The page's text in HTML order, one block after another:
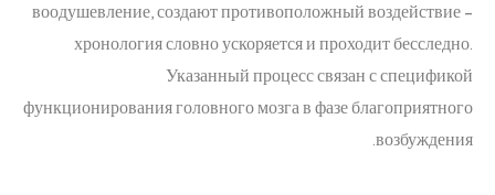
воодушевление, создают противоположный воздействие –
хронология словно ускоряется и проходит бесследно.
Указанный процесс связан с спецификой
функционирования головного мозга в фазе благоприятного
возбуждения.